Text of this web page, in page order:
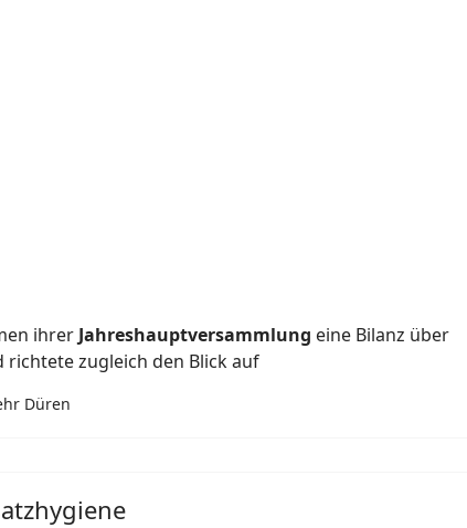
ihrer Jahreshauptversammlung eine Bilanz über
richtete zugleich den Blick auf
Düren